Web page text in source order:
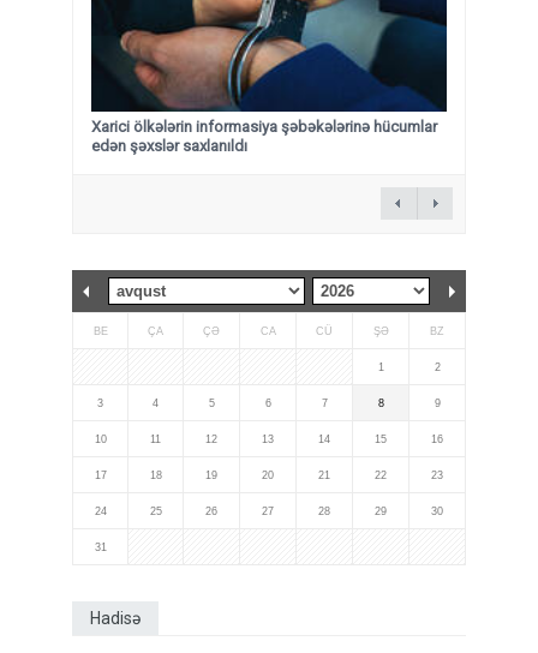
Xarici ölkələrin informasiya şəbəkələrinə hücumlar
edən şəxslər saxlanıldı
BE ÇA ÇƏ CA CÜ ŞƏ BZ
1 2
3 4 5 6 7 8 9
10 11 12 13 14 15 16
17 18 19 20 21 22 23
24 25 26 27 28 29 30
31
Hadisə